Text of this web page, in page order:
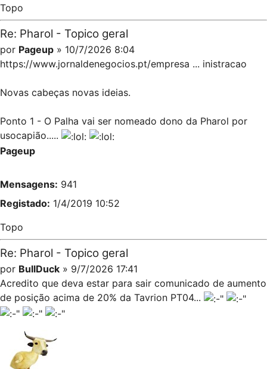
Topo
Re: Pharol - Topico geral
por Pageup » 10/7/2026 8:04
https://www.jornaldenegocios.pt/empresa ... inistracao
Novas cabeças novas ideias.
Ponto 1 - O Palha vai ser nomeado dono da Pharol por
usocapião.....
Pageup
Mensagens: 941
Registado: 1/4/2019 10:52
Topo
Re: Pharol - Topico geral
por BullDuck » 9/7/2026 17:41
Acredito que deva estar para sair comunicado de aumento
de posição acima de 20% da Tavrion PT04...